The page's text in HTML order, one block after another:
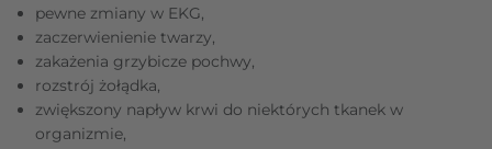
pewne zmiany w EKG,
zaczerwienienie twarzy,
zakażenia grzybicze pochwy,
rozstrój żołądka,
zwiększony napływ krwi do niektórych tkanek w
organizmie,